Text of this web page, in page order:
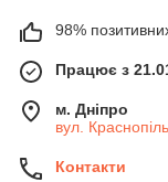
98%
Працює з
м. Дніпро
вул.
Контакти